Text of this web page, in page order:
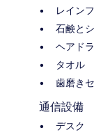
レイン
石鹸と
ヘアド
タオル
歯磨き
通信設備
デスク